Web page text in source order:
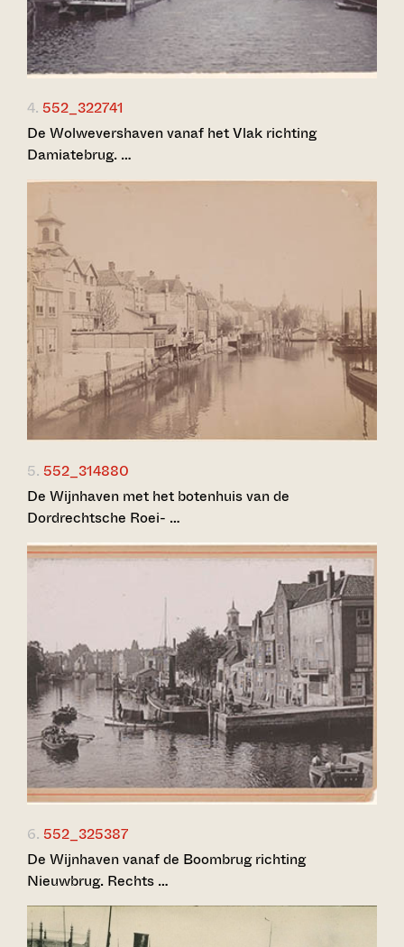
4. 552_322741
De Wolwevershaven vanaf het Vlak richting
Damiatebrug. …
5. 552_314880
De Wijnhaven met het botenhuis van de
Dordrechtsche Roei- …
6. 552_325387
De Wijnhaven vanaf de Boombrug richting
Nieuwbrug. Rechts …